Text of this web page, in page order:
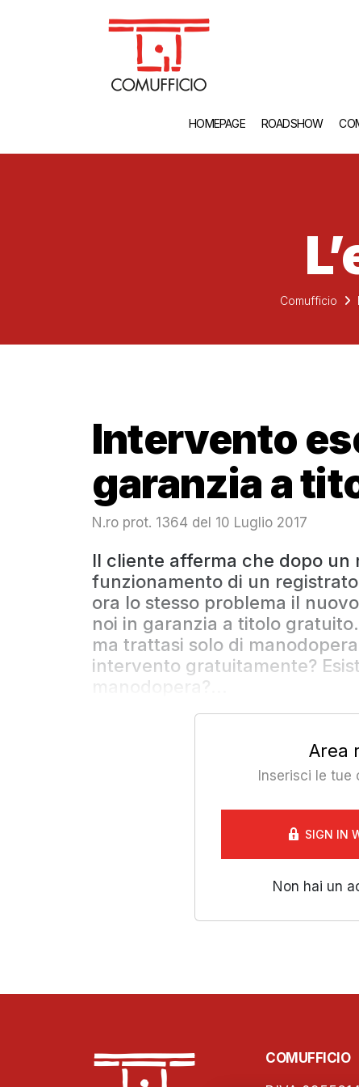
HOMEPAGE ROADSHOW
Comufficio
Intervento
garanzia a
N.ro prot. 1364 del 10 Luglio 2017
Il cliente afferma che dopo
funzionamento di un
ora lo stesso problema il
noi in garanzia a titolo
ma trattasi solo di
intervento gratuitamente?
manodopera?...
Area
Inserisci le tue
SIGN IN
Non hai un
COMUFFICIO